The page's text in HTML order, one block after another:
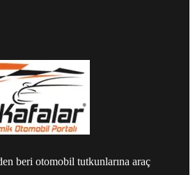
beri otomobil tutkunlarına araç